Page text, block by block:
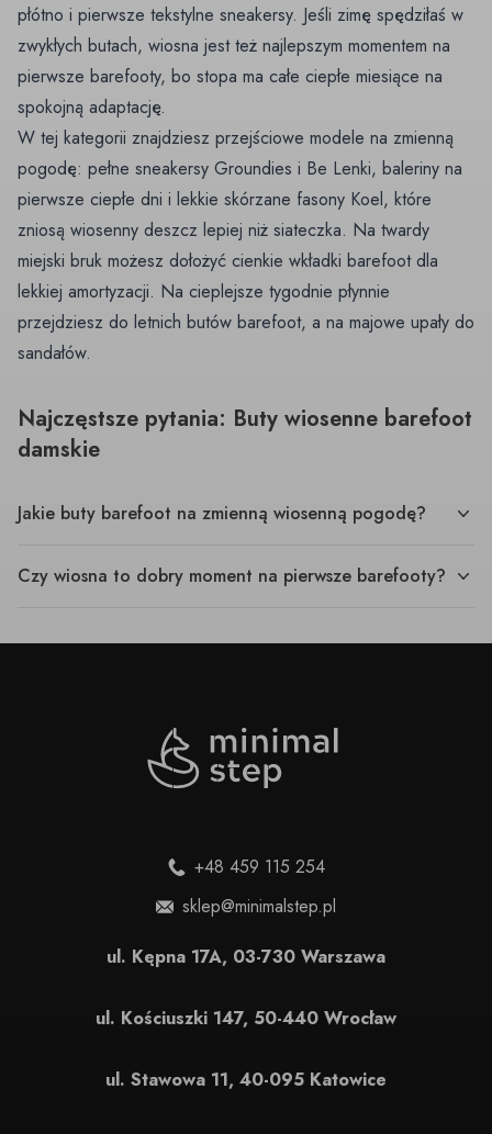
płótno i pierwsze tekstylne sneakersy. Jeśli zimę spędziłaś w
zwykłych butach, wiosna jest też najlepszym momentem na
pierwsze barefooty, bo stopa ma całe ciepłe miesiące na
spokojną adaptację.
W tej kategorii znajdziesz przejściowe modele na zmienną
pogodę: pełne sneakersy Groundies i Be Lenki, baleriny na
pierwsze ciepłe dni i lekkie skórzane fasony Koel, które
zniosą wiosenny deszcz lepiej niż siateczka. Na twardy
miejski bruk możesz dołożyć cienkie wkładki barefootdla
lekkiej amortyzacji. Na cieplejsze tygodnie płynnie
przejdziesz do letnich butów barefoot, a na majowe upały do
sandałów.
Najczęstsze pytania: Buty wiosenne barefoot
damskie
Jakie buty barefoot na zmienną wiosenną pogodę?
Czy wiosna to dobry moment na pierwsze barefooty?
+48 459 115 254
sklep@minimalstep.pl
ul. Kępna 17A, 03-730 Warszawa
ul. Kościuszki 147, 50-440 Wrocław
ul. Stawowa 11, 40-095 Katowice